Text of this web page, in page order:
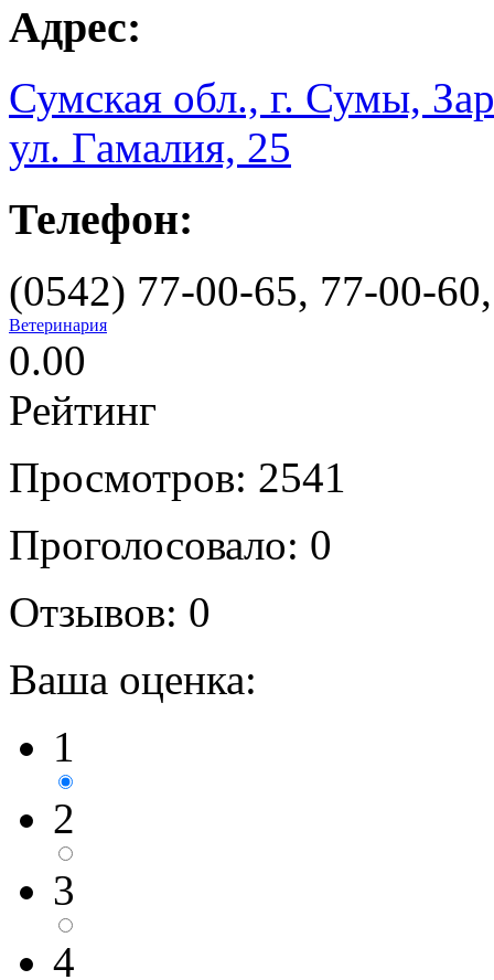
Адрес:
Сумская обл., г. Сумы,
ул. Гамалия, 25
Телефон:
(0542) 77-00-65, 77-00-
Ветеринария
0.00
Рейтинг
Просмотров: 2541
Проголосовало: 0
Отзывов: 0
Ваша оценка:
1
2
3
4